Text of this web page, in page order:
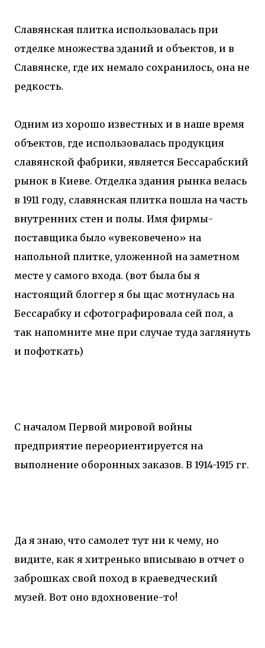
Славянская плитка использовалась при
отделке множества зданий и объектов, и в
Славянске, где их немало сохранилось, она не
редкость.
Одним из хорошо известных и в наше время
объектов, где использовалась продукция
славянской фабрики, является Бессарабский
рынок в Киеве. Отделка здания рынка велась
в 1911 году, славянская плитка пошла на часть
внутренних стен и полы. Имя фирмы-
поставщика было «увековечено» на
напольной плитке, уложенной на заметном
месте у самого входа. (вот была бы я
настоящий блоггер я бы щас мотнулась на
Бессарабку и сфотографировала сей пол, а
так напомните мне при случае туда заглянуть
и пофоткать)
С началом Первой мировой войны
предприятие переориентируется на
выполнение оборонных заказов. В 1914-1915 гг.
Да я знаю, что самолет тут ни к чему, но
видите, как я хитренько вписываю в отчет о
заброшках свой поход в краеведческий
музей. Вот оно вдохновение-то!